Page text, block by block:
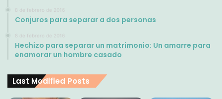
8 de febrero de 2016
Conjuros para separar a dos personas
8 de febrero de 2016
Hechizo para separar un matrimonio: Un amarre para
enamorar un hombre casado
Last Modified Posts